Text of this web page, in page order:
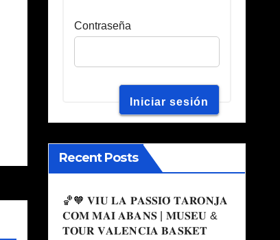
Contraseña
Recent Posts
🏀🧡 𝐕𝐈𝐔 𝐋𝐀 𝐏𝐀𝐒𝐒𝐈𝐎́ 𝐓𝐀𝐑𝐎𝐍𝐉𝐀
𝐂𝐎𝐌 𝐌𝐀𝐈 𝐀𝐁𝐀𝐍𝐒 | 𝐌𝐔𝐒𝐄𝐔 &
𝐓𝐎𝐔𝐑 𝐕𝐀𝐋𝐄𝐍𝐂𝐈𝐀 𝐁𝐀𝐒𝐊𝐄𝐓